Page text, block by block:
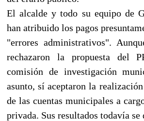
El alcalde y todo su equipo de
han atribuido los pagos
"errores administrativos".
rechazaron la propuesta del
comisión de investigación
asunto, sí aceptaron la
de las cuentas municipales a
privada. Sus resultados todavía se